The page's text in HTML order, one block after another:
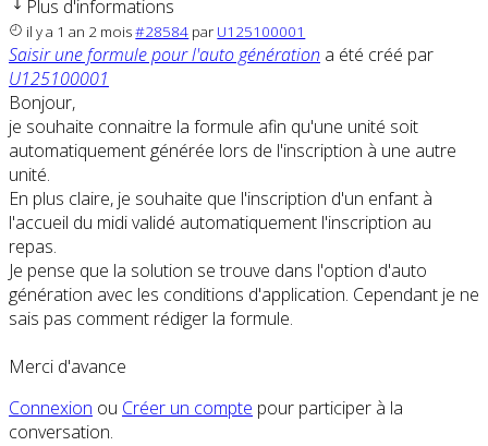
Plus d'informations
il y a 1 an 2 mois#28584 par U125100001
Saisir une formule pour l'auto génération a été créé par
U125100001
Bonjour,
je souhaite connaitre la formule afin qu'une unité soit
automatiquement générée lors de l'inscription à une autre
unité.
En plus claire, je souhaite que l'inscription d'un enfant à
l'accueil du midi validé automatiquement l'inscription au
repas.
Je pense que la solution se trouve dans l'option d'auto
génération avec les conditions d'application. Cependant je ne
sais pas comment rédiger la formule.
Merci d'avance
Connexion ou Créer un compte pour participer à la
conversation.